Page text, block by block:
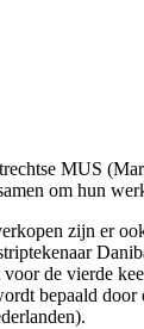
MUS
om hun
zijn er
de vierde
bepaald